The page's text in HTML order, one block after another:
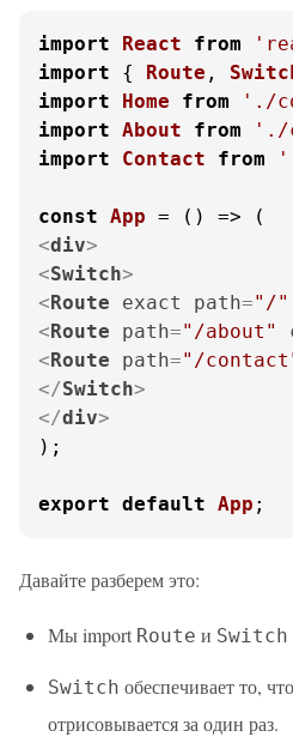
import React from
import { Route ,
import
Home from './
import About from './
import
Contact from
const App = (
<div>
<Switch>
<Route exact path="/"
<Route path="/about"
<Route path="/
</Switch>
</div>
);
export default App ;
Давайте разберем это:
Мы import Route и Switch
Switch обеспечивает то,
отрисовывается за один раз.